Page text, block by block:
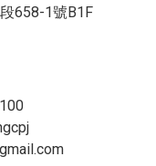
658-1號B1F